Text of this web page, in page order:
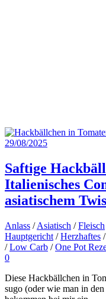
29/08/2025
Saftige
Italienisches
asiatischem
Anlass /Asiatisch /Fleisch
Hauptgericht /Herzhaftes /
/Low Carb /One Pot
0
Diese Hackbällchen in
sugo (oder wie man in